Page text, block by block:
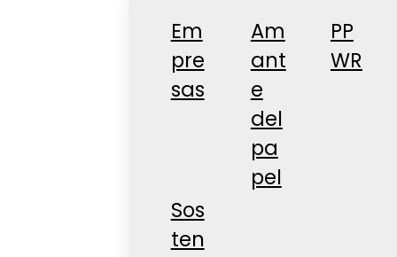
Em
pre
sas
Am
ant
e
del
pa
pel
PP
WR
Sos
ten